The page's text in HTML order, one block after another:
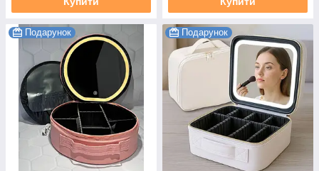
Подарунок Подарунок